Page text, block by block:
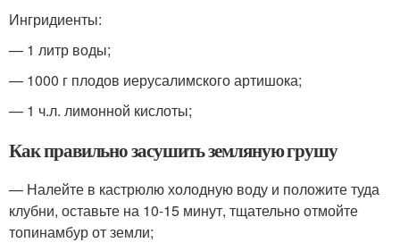
Ингридиенты:
— 1 литр воды;
— 1000 г плодов иерусалимского артишока;
— 1 ч.л. лимонной кислоты;
Как правильно засушить земляную грушу
— Налейте в кастрюлю холодную воду и положите туда
клубни, оставьте на 10-15 минут, тщательно отмойте
топинамбур от земли;